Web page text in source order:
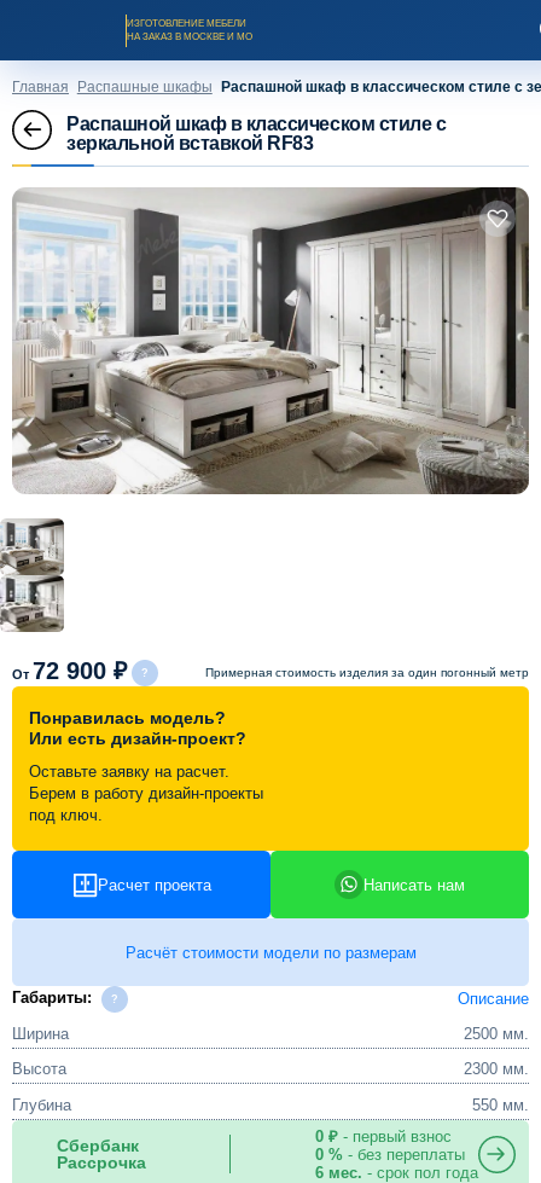
ИЗГОТОВЛЕНИЕ МЕБЕЛИ
НА ЗАКАЗ В МОСКВЕ И МО
Заказать звонок
Каталог мебели на заказ
О компании
Оплата и доставка
Рассрочка и кредит
Схема работы
Акции и скидки
Портфолио
Видеоотзывы
Главная Распашные шкафы Распашной шкаф в классическом стиле с
Распашной шкаф в классическом стиле с
зеркальной вставкой RF83
От 72 900 ₽ Примерная стоимость изделия за один погонный метр
Понравилась модель?
Или есть дизайн-проект?
Оставьте заявку на расчет.
Берем в работу дизайн-проекты
под ключ.
Расчет проекта Написать нам
Расчёт стоимости модели по размерам
Габариты:
Описание
Ширина
2500 мм.
Высота
2300 мм.
Глубина
550 мм.
Сбербанк
Рассрочка
0 ₽- первый взнос
0 %- без переплаты
6 мес. - срок пол года